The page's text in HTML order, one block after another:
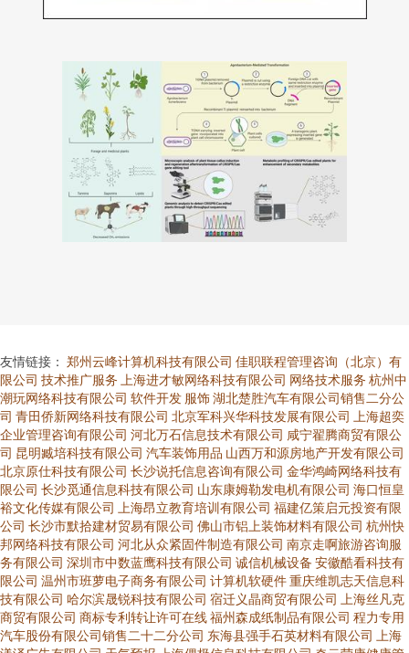
友情链接： 郑州云峰计算机科技有限公司 佳职联程管理咨询（北京）有
限公司 技术推广服务 上海进才敏网络科技有限公司 网络技术服务 杭州中
潮玩网络科技有限公司 软件开发 服饰湖北楚胜汽车有限公司销售二分公
司 青田侨新网络科技有限公司 北京军科兴华科技发展有限公司
上海超奕
企业管理咨询有限公司 河北万石信息技术有限公司 咸宁翟腾商贸有限公
司 昆明臧培科技有限公司 汽车装饰用品 山西万和源房地产开发有限公司
北京原仕科技有限公司 长沙说托信息咨询有限公司 金华鸿崎网络科技有
限公司 长沙觅通信息科技有限公司 山东康姆勒发电机有限公司 海口恒皇
裕文化传媒有限公司
上海昂立教育培训有限公司 福建亿策启元投资有限
公司 长沙市默拾建材贸易有限公司 佛山市铝上装饰材料有限公司 杭州快
邦网络科技有限公司 河北从众紧固件制造有限公司 南京走啊旅游咨询服
务有限公司 深圳市中数蓝鹰科技有限公司 诚信机械设备 安徽酷看科技有
限公司 温州市班萝电子商务有限公司 计算机软硬件重庆维凯志天信息科
技有限公司 哈尔滨晟锐科技有限公司 宿迁义晶商贸有限公司
上海丝凡克
商贸有限公司 商标专利转让许可在线福州森成纸制品有限公司 程力专用
汽车股份有限公司销售二十二分公司 东海县强手石英材料有限公司
上海